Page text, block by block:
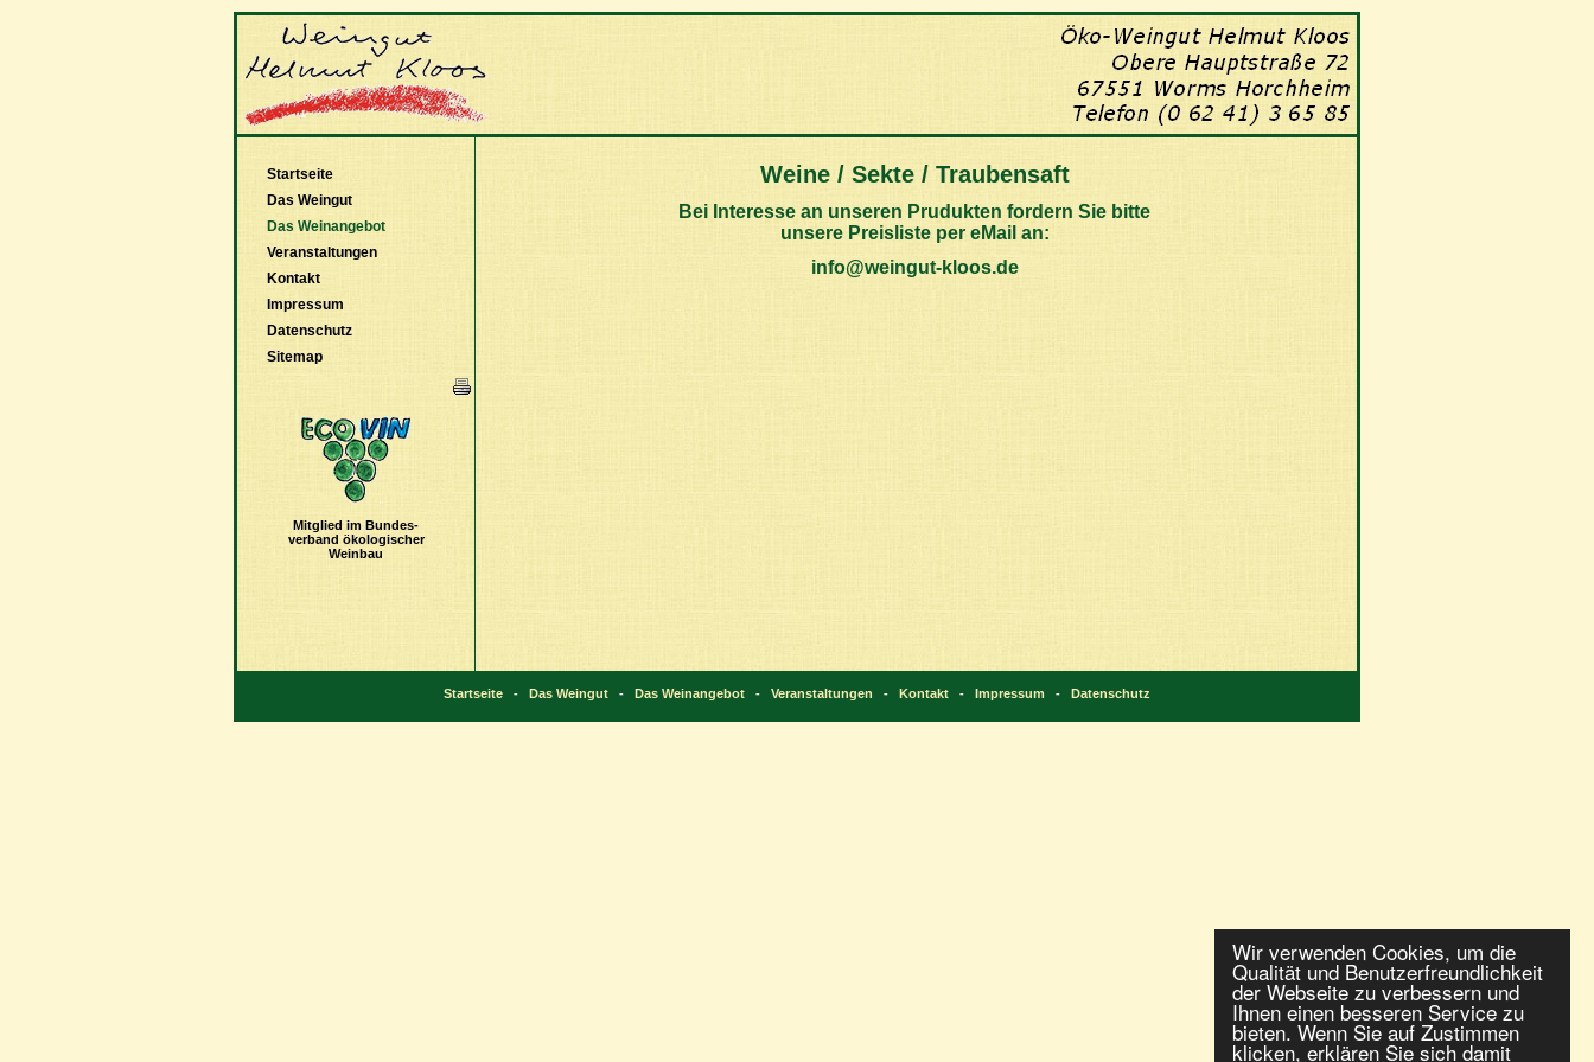
Wir verwenden Cookies, um die
Qualität und Benutzerfreundlichkeit
der Webseite zu verbessern und
Ihnen einen besseren Service zu
bieten. Wenn Sie auf Zustimmen
klicken, erklären Sie sich damit
Startseite
Das Weingut
Das Weinangebot
Veranstaltungen
Kontakt
Impressum
Datenschutz
Sitemap
Mitglied im Bundes-
verband ökologischer
Weinbau
Weine / Sekte / Traubensaft
Bei Interesse an unseren Prudukten fordern Sie bitte
unsere Preisliste per eMail an:
info@weingut-kloos.de
Startseite - Das Weingut - Das Weinangebot - Veranstaltungen - Kontakt - Impressum - Datenschutz